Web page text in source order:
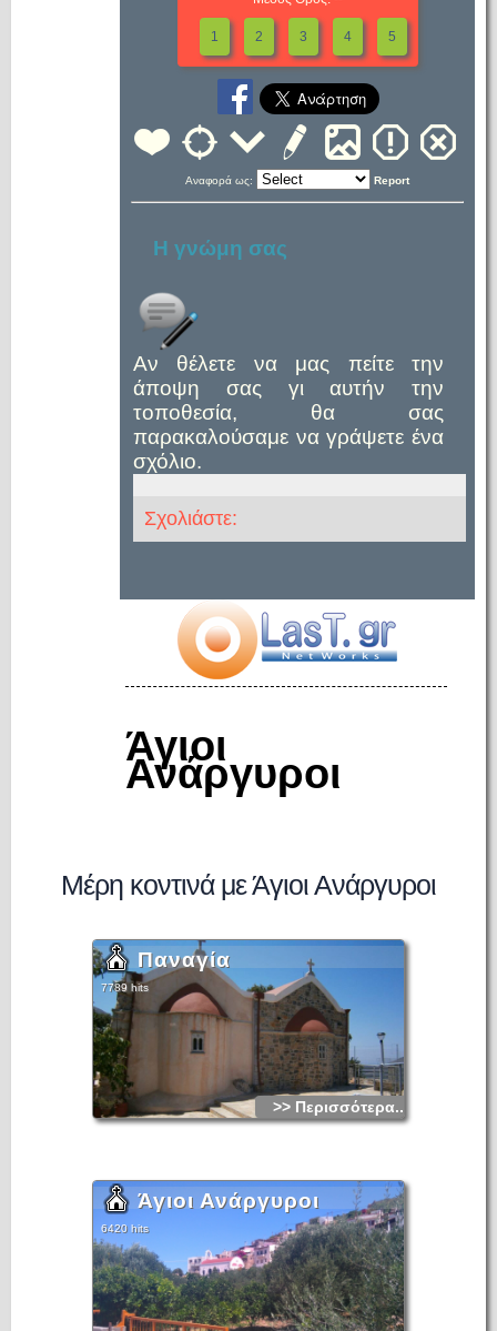
1 2 3 4 5
Αναφορά ως: Report
Η γνώμη σας
Αν θέλετε να μας πείτε την
άποψη σας γι αυτήν την
τοποθεσία, θα σας
παρακαλούσαμε να γράψετε ένα
σχόλιο.
Σχολιάστε:
Άγιοι
Ανάργυροι
Μέρη κοντινά με Άγιοι Ανάργυροι
Παναγία
7789 hits
>> Περισσότερα...
Άγιοι Ανάργυροι
6420 hits